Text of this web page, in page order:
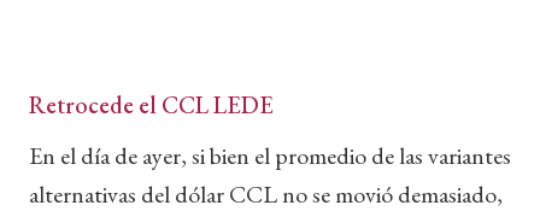
Retrocede el CCL LEDE
En el día de ayer, si bien el promedio de las variantes
alternativas del dólar CCL no se movió demasiado,